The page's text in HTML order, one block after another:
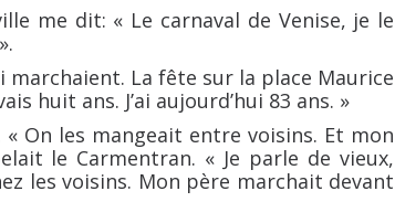
me dit: « Le carnaval de Venise, je le
La fête sur la place Maurice
huit ans. J’ai aujourd’hui 83 ans. »
On les mangeait entre voisins. Et mon
le Carmentran. « Je parle de vieux,
les voisins. Mon père marchait devant